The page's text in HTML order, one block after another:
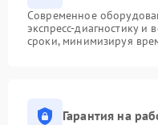
Современное
экспресс-диагностику и
сроки, минимизируя
Гарантия на